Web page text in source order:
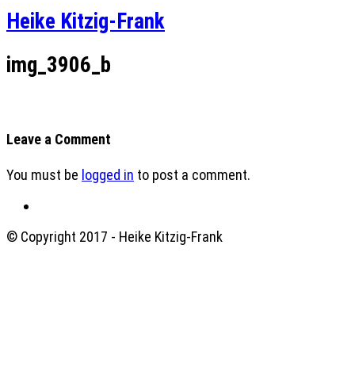
Heike Kitzig-Frank
img_3906_b
Leave a Comment
You must be logged in to post a comment.
© Copyright 2017 - Heike Kitzig-Frank